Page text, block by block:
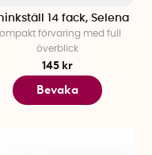
14 fack, Selena
förvaring med full
överblick
145 kr
Bevaka